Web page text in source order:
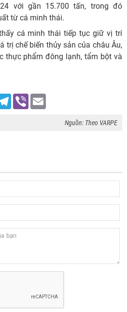
với gần 15.700 tấn, trong đó
từ cá minh thái.
cá minh thái tiếp tục giữ vị trí
trị chế biến thủy sản của châu Âu,
thực phẩm đông lạnh, tẩm bột và
Telegram
Viber
Nguồn: Theo VARPE